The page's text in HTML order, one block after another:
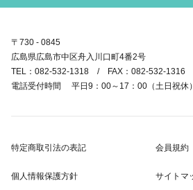
〒730 - 0845
広島県広島市中区舟入川口町4番2号
TEL：082-532-1318 / FAX：082-532-1316
電話受付時間 平日9：00～17：00（土日祝休）
特定商取引法の表記 会員規約
個人情報保護方針 サイトマ